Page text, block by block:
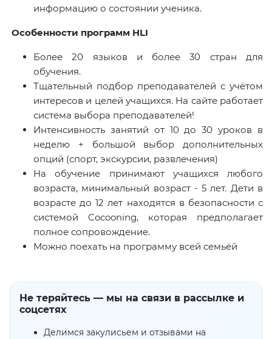
информацию о состоянии ученика.
Особенности программ HLI
Более 20 языков и более 30 стран для
обучения.
Тщательный подбор преподавателей с учётом
интересов и целей учащихся. На сайте работает
система выбора преподавателей!
Интенсивность занятий от 10 до 30 уроков в
неделю + большой выбор дополнительных
опций (спорт, экскурсии, развлечения)
На обучение принимают учащихся любого
возраста, минимальный возраст - 5 лет. Дети в
возрасте до 12 лет находятся в безопасности с
системой Cocooning, которая предполагает
полное сопровождение.
Можно поехать на программу всей семьёй
Не теряйтесь — мы на связи в рассылке и
соцсетях
Делимся закулисьем и отзывами на